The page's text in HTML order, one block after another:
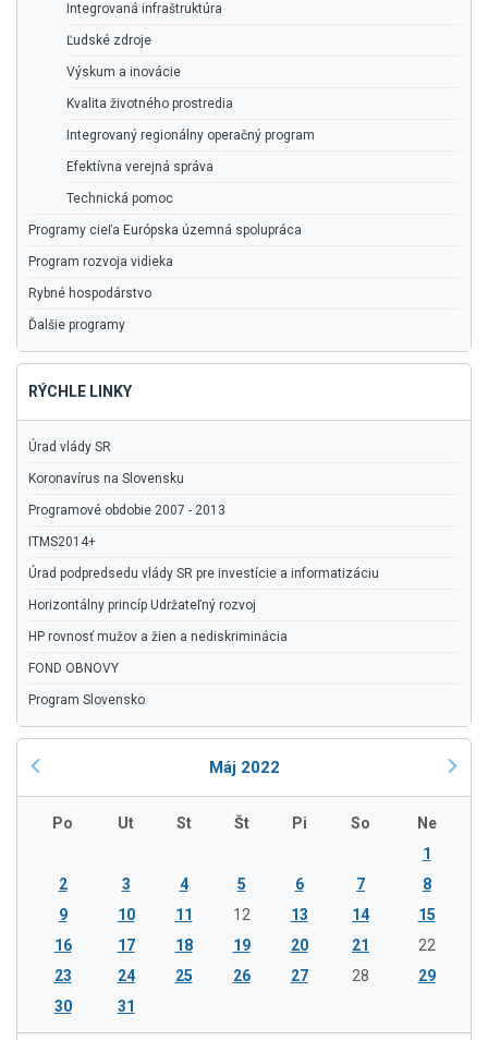
Integrovaná infraštruktúra
Ľudské zdroje
Výskum a inovácie
Kvalita životného prostredia
Integrovaný regionálny operačný program
Efektívna verejná správa
Technická pomoc
Programy cieľa Európska územná spolupráca
Program rozvoja vidieka
Rybné hospodárstvo
Ďalšie programy
RÝCHLE LINKY
Úrad vlády SR
Koronavírus na Slovensku
Programové obdobie 2007 - 2013
ITMS2014+
Úrad podpredsedu vlády SR pre investície a informatizáciu
Horizontálny princíp Udržateľný rozvoj
HP rovnosť mužov a žien a nediskriminácia
FOND OBNOVY
Program Slovensko
Máj 2022
Po Ut St Št Pi So
Ne
1
2
3 4 5 6 7
8
9
10 11 12 13 14
15
16
17 18 19 20 21
22
23
24 25 26 27 28
29
30
31